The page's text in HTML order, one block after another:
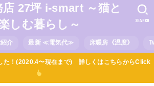
店 27坪 i-smart ～猫と
しむ暮らし～
介 最新 ≪電気代≫ 床暖房《温度》
SEARCH
た！(2020.4〜現在まで) 詳しくはこちらからClick